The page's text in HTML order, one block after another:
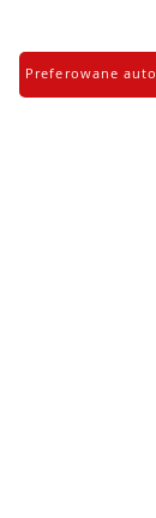
Preferowane auto